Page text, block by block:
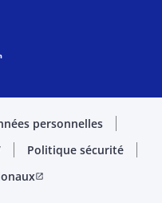
personnelles
Politique sécurité
open_in_new